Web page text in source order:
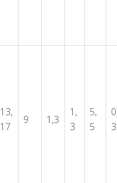
13,
17
9 1,3
1,
3
5,
5